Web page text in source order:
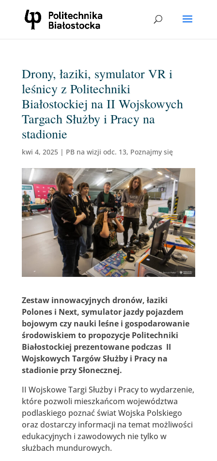
Drony, łaziki, symulator VR i
leśnicy z Politechniki
Białostockiej na II Wojskowych
Targach Służby i Pracy na
stadionie
kwi 4, 2025| PB na wizji odc. 13, Poznajmy się
Zestaw innowacyjnych dronów, łaziki
Polones i Next, symulator jazdy pojazdem
bojowym czy nauki leśne i gospodarowanie
środowiskiem to propozycje Politechniki
Białostockiej prezentowane podczas II
Wojskowych Targów Służby i Pracy na
stadionie przy Słonecznej.
II Wojskowe Targi Służby i Pracy to wydarzenie,
które pozwoli mieszkańcom województwa
podlaskiego poznać świat Wojska Polskiego
oraz dostarczy informacji na temat możliwości
edukacyjnych i zawodowych nie tylko w
służbach mundurowych.